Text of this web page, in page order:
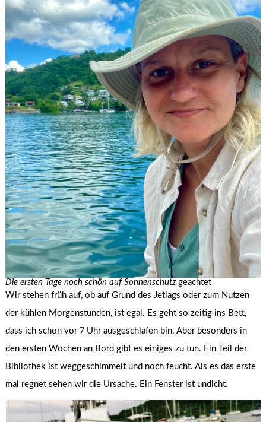
Die ersten Tage noch schön auf Sonnenschutzgeachtet
Wir stehen früh auf, ob auf Grund des Jetlags oder zum Nutzen
der kühlen Morgenstunden, ist egal. Es geht so zeitig ins Bett,
dass ich schon vor 7 Uhr ausgeschlafen bin. Aber besonders in
den ersten Wochen an Bord gibt es einiges zu tun. Ein Teil der
Bibliothek ist weggeschimmelt und noch feucht. Als es das erste
mal regnet sehen wir die Ursache. Ein Fenster ist undicht.